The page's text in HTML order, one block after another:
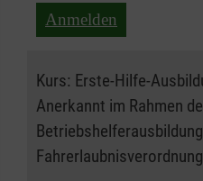
Anmelden
Kurs: Erste-Hilfe-
Anerkannt im Rahmen